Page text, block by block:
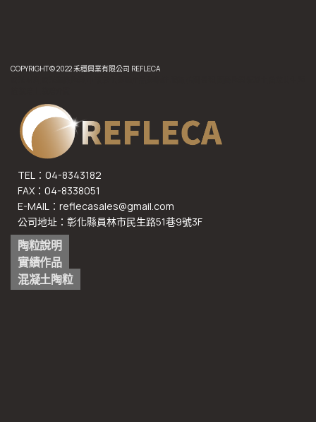
COPYRIGHT© 2022 禾穩興業有限公司 REFLECA
TEL：04-8343182
FAX：04-8338051
E-MAIL：reflecasales@gmail.com
公司地址：彰化縣員林市民生路51巷9號3F
陶粒說明
實績作品
混凝土陶粒